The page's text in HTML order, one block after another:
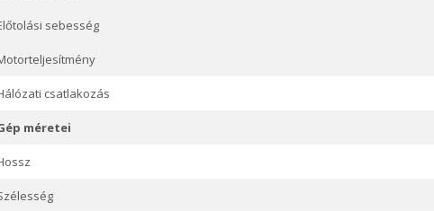
sebesség
csatlakozás
méretei